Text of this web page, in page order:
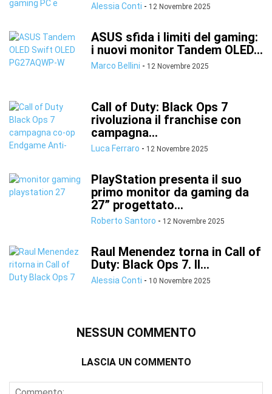
Alessia Conti - 12 Novembre 2025
ASUS sfida i limiti del gaming:
i nuovi monitor Tandem OLED...
Marco Bellini - 12 Novembre 2025
Call of Duty: Black Ops 7
rivoluziona il franchise con
campagna...
Luca Ferraro - 12 Novembre 2025
PlayStation presenta il suo
primo monitor da gaming da
27” progettato...
Roberto Santoro - 12 Novembre 2025
Raul Menendez torna in Call of
Duty: Black Ops 7. Il...
Alessia Conti - 10 Novembre 2025
NESSUN COMMENTO
LASCIA UN COMMENTO